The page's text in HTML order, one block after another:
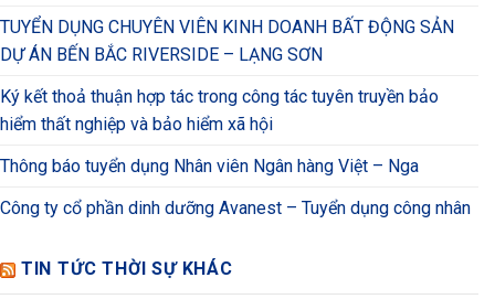
TUYỂN DỤNG CHUYÊN VIÊN KINH DOANH BẤT ĐỘNG SẢN
DỰ ÁN BẾN BẮC RIVERSIDE – LẠNG SƠN
Ký kết thoả thuận hợp tác trong công tác tuyên truyền bảo
hiểm thất nghiệp và bảo hiểm xã hội
Thông báo tuyển dụng Nhân viên Ngân hàng Việt – Nga
Công ty cổ phần dinh dưỡng Avanest – Tuyển dụng công nhân
TIN TỨC THỜI SỰ KHÁC